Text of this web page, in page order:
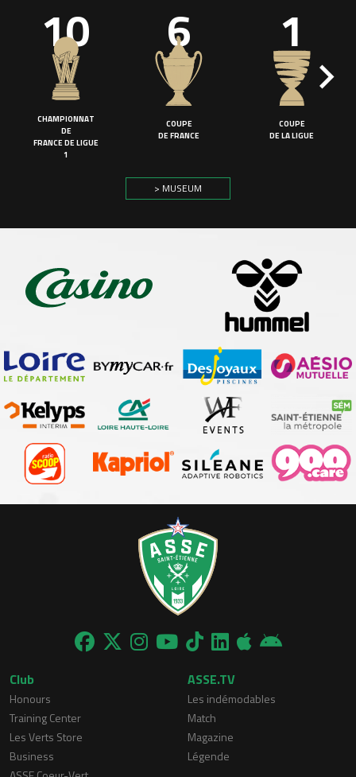
10
CHAMPIONNAT
DE
FRANCE DE LIGUE
1
6
COUPE
DE FRANCE
1
COUPE
DE LA LIGUE
> MUSEUM
Club
Honours
Training Center
Les Verts Store
Business
ASSE.TV
Les indémodables
Match
Magazine
Légende